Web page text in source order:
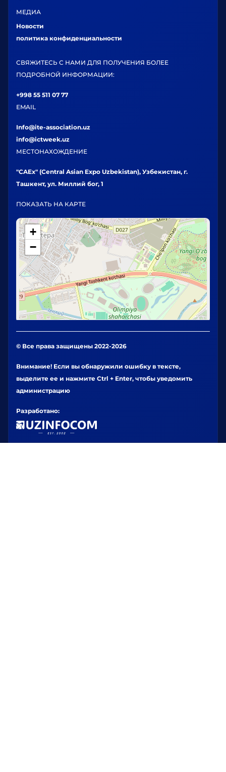
МЕДИА
Новости
политика конфиденциальности
СВЯЖИТЕСЬ С НАМИ ДЛЯ ПОЛУЧЕНИЯ БОЛЕЕ
ПОДРОБНОЙ ИНФОРМАЦИИ:
+998 55 511 07 77
EMAIL
Info@ite-association.uz
info@ictweek.uz
МЕСТОНАХОЖДЕНИЕ
"CAEx" (Central Asian Expo Uzbekistan), Узбекистан, г.
Ташкент, ул. Миллий бог, 1
ПОКАЗАТЬ НА КАРТЕ
+
−
© Все права защищены 2022-2026
Внимание! Если вы обнаружили ошибку в тексте,
выделите ее и нажмите Ctrl + Enter, чтобы уведомить
администрацию
Разработано: